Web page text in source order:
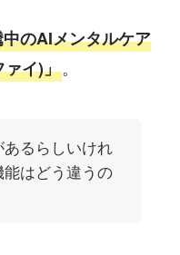
のAIメンタルケア
イ)」。
るらしいけれ
はどう違うの